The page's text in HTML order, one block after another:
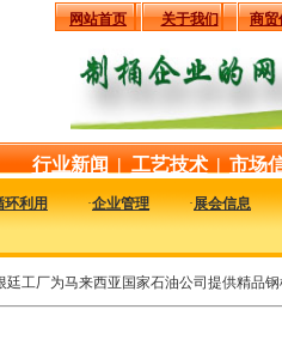
网站首页 关于我们 商贸
行业新闻 | 工艺技术 | 市场
环利用 ·企业管理 ·展会信息
廷工厂为马来西亚国家石油公司提供精品